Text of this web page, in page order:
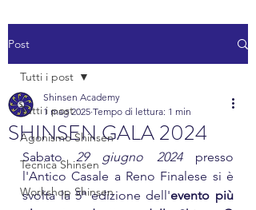
Post
Tutti i post
Agonismo Shinsen
Tecnica Shinsen
Workshop Shinsen
Tutti i post
SHINSEN GALA 2024
Shinsen Academy
1 mag 2025 Tempo di lettura: 1 min
Sabato 29 giugno 2024 presso
l'Antico Casale a Reno Finalese si è
svolta la 5ª edizione dell'evento più